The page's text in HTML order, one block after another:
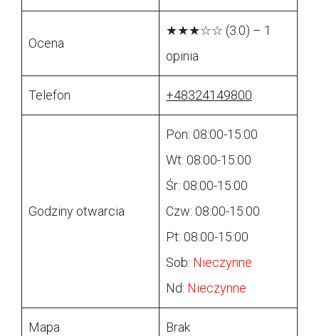
Ocena
★★★☆☆ (3.0) – 1
opinia
Telefon +48324149800
Godziny otwarcia
Pon: 08:00-15:00
Wt: 08:00-15:00
Śr: 08:00-15:00
Czw: 08:00-15:00
Pt: 08:00-15:00
Sob: Nieczynne
Nd: Nieczynne
Mapa Brak